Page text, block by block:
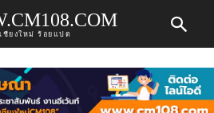
เชียงใหม่ ร้อยแปด